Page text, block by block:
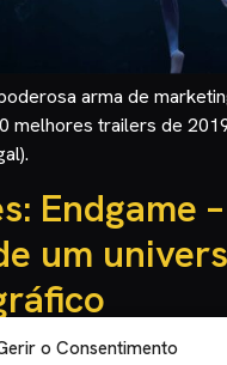
o Consentimento
arma de
melhores trailers de
Endgame
um